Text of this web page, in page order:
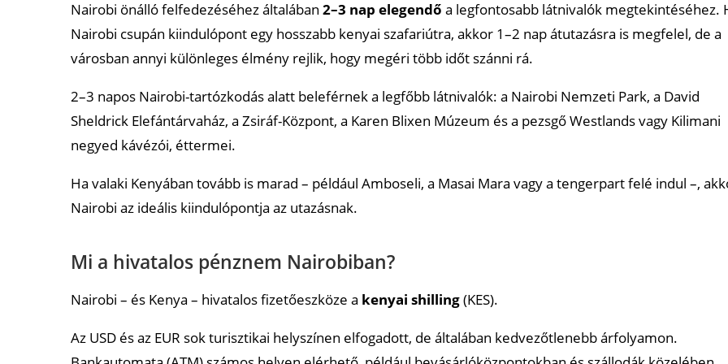
Nairobi önálló felfedezéséhez általában 2–3 nap elegendő a legfontosabb látnivalók megtekintéséhez.
Nairobi csupán kiindulópont egy hosszabb kenyai szafariútra, akkor 1–2 nap átutazásra is megfelel, de a
városban annyi különleges élmény rejlik, hogy megéri több időt szánni rá.
2–3 napos Nairobi-tartózkodás alatt beleférnek a legfőbb látnivalók: a Nairobi Nemzeti Park, a David
Sheldrick Elefántárvaház, a Zsiráf-Központ, a Karen Blixen Múzeum és a pezsgő Westlands vagy Kilimani
negyed kávézói, éttermei.
Ha valaki Kenyában tovább is marad – például Amboseli, a Masai Mara vagy a tengerpart felé indul –,
Nairobi az ideális kiindulópontja az utazásnak.
Mi a hivatalos pénznem Nairobiban?
Nairobi – és Kenya – hivatalos fizetőeszköze a kenyai shilling(KES).
Az USD és az EUR sok turisztikai helyszínen elfogadott, de általában kedvezőtlenebb árfolyamon.